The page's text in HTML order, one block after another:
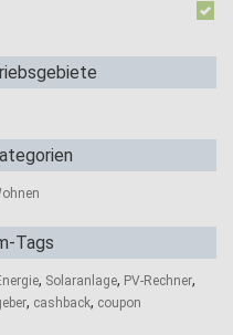
Tags
, Solaranlage, PV-Rechner,
, cashback, coupon